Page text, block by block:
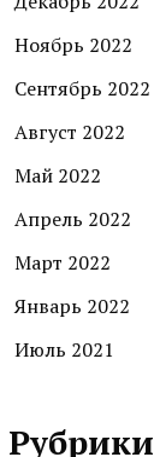
Ноябрь 2022
Сентябрь 2022
Август 2022
Май 2022
Апрель 2022
Март 2022
Январь 2022
Июль 2021
Рубрики